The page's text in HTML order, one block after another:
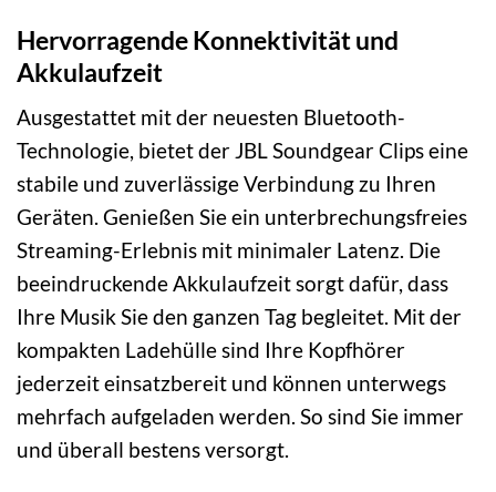
Hervorragende Konnektivität und
Akkulaufzeit
Ausgestattet mit der neuesten Bluetooth-
Technologie, bietet der JBL Soundgear Clips eine
stabile und zuverlässige Verbindung zu Ihren
Geräten. Genießen Sie ein unterbrechungsfreies
Streaming-Erlebnis mit minimaler Latenz. Die
beeindruckende Akkulaufzeit sorgt dafür, dass
Ihre Musik Sie den ganzen Tag begleitet. Mit der
kompakten Ladehülle sind Ihre Kopfhörer
jederzeit einsatzbereit und können unterwegs
mehrfach aufgeladen werden. So sind Sie immer
und überall bestens versorgt.